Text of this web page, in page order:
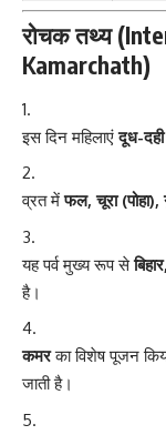
रोचक तथ्य
Kamarchath)
इस दिन महिलाएंदूध-
व्रत मेंफल, चूरा
यह पर्व मुख्य रूप से
है।
कमरका विशेष पूजन
जाती है।